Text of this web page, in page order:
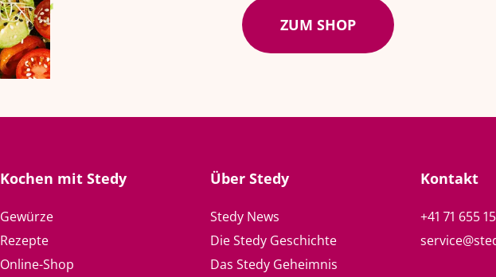
ZUM SHOP
Kochen mit Stedy
Gewürze
Rezepte
Online-Shop
Über Stedy
Stedy News
Die Stedy Geschichte
Das Stedy Geheimnis
Kontakt
+41 71 655